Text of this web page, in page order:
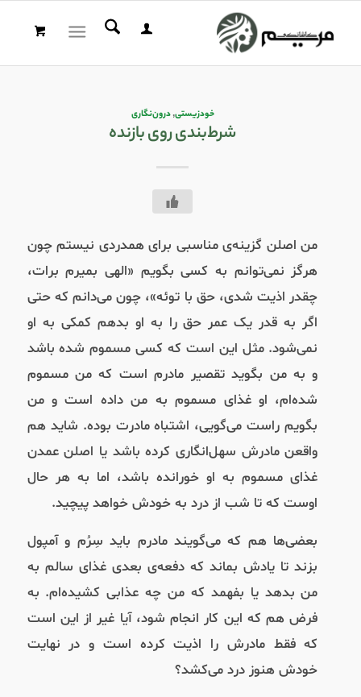
خودزیستی,درون‌نگاری
شرط‌بندی روی بازنده
من اصلن گزینه‌ی مناسبی برای همدردی نیستم چون
هرگز نمی‌توانم به کسی بگویم «الهی بمیرم برات،
چقدر اذیت شدی، حق با توئه»، چون می‌دانم که حتی
اگر به قدر یک عمر حق را به او بدهم کمکی به او
نمی‌شود. مثل این است که کسی مسموم شده باشد
و به من بگوید تقصیر مادرم است که من مسموم
شده‌ام، او غذای مسموم به من داده است و من
بگویم راست می‌گویی، اشتباه مادرت بوده. شاید هم
واقعن مادرش سهل‌‌انگاری کرده باشد یا اصلن عمدن
غذای مسموم به او خورانده باشد، اما به هر حال
اوست که تا شب از درد به خودش خواهد پیچید.
بعضی‌ها هم که می‌گویند مادرم باید سِرُم و آمپول
بزند تا یادش بماند که دفعه‌ی بعدی غذای سالم به
من بدهد یا بفهمد که من چه عذابی کشیده‌ام. به
فرض هم که این کار انجام شود، آیا غیر از این است
که فقط مادرش را اذیت کرده است و در نهایت
خودش هنوز درد می‌کشد؟